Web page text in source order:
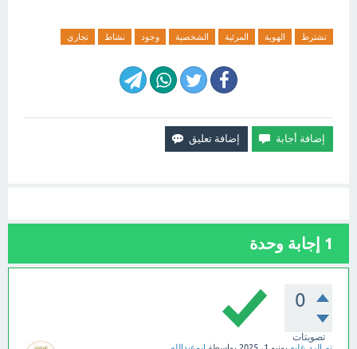
تشترط الهوية المرئية الشخصية وجود نشاط تجاري
1 إجابة وحدة
0
تصويتات
تم الرد عليه يونيو 1، 2025 بواسطة ابوعبدالله